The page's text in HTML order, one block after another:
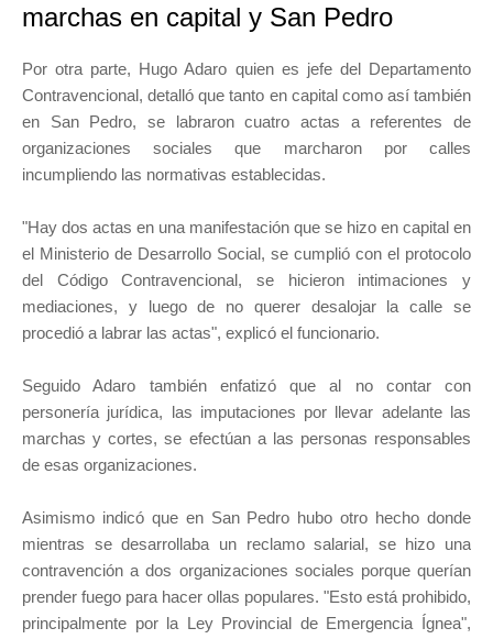
marchas en capital y San Pedro
Por otra parte, Hugo Adaro quien es jefe del Departamento
Contravencional, detalló que tanto en capital como así también
en San Pedro, se labraron cuatro actas a referentes de
organizaciones sociales que marcharon por calles
incumpliendo las normativas establecidas.
"Hay dos actas en una manifestación que se hizo en capital en
el Ministerio de Desarrollo Social, se cumplió con el protocolo
del Código Contravencional, se hicieron intimaciones y
mediaciones, y luego de no querer desalojar la calle se
procedió a labrar las actas", explicó el funcionario.
Seguido Adaro también enfatizó que al no contar con
personería jurídica, las imputaciones por llevar adelante las
marchas y cortes, se efectúan a las personas responsables
de esas organizaciones.
Asimismo indicó que en San Pedro hubo otro hecho donde
mientras se desarrollaba un reclamo salarial, se hizo una
contravención a dos organizaciones sociales porque querían
prender fuego para hacer ollas populares. "Esto está prohibido,
principalmente por la Ley Provincial de Emergencia Ígnea",